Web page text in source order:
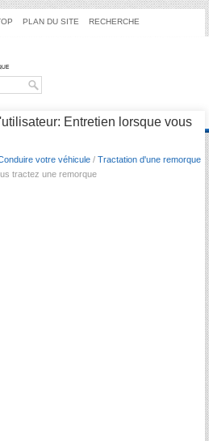
PLAN DU SITE RECHERCHE
Entretien lorsque vous
votre véhicule / Tractation d'une remorque
tractez une remorque